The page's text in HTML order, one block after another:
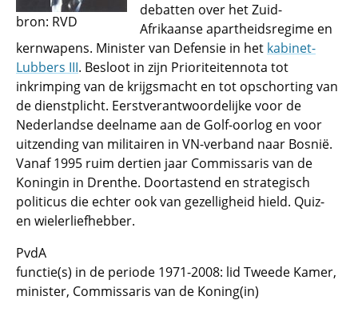
bron: RVD
debatten over het Zuid-
Afrikaanse apartheidsregime en
kernwapens. Minister van Defensie in het kabinet-
Lubbers III. Besloot in zijn Prioriteitennota tot
inkrimping van de krijgsmacht en tot opschorting van
de dienstplicht. Eerstverantwoordelijke voor de
Nederlandse deelname aan de Golf-oorlog en voor
uitzending van militairen in VN-verband naar Bosnië.
Vanaf 1995 ruim dertien jaar Commissaris van de
Koningin in Drenthe. Doortastend en strategisch
politicus die echter ook van gezelligheid hield. Quiz-
en wielerliefhebber.
PvdA
functie(s) in de periode 1971-2008: lid Tweede Kamer,
minister, Commissaris van de Koning(in)